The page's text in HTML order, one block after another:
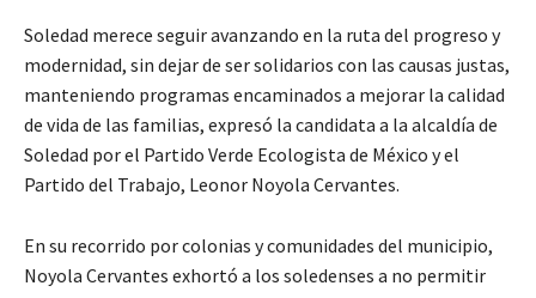
Soledad merece seguir avanzando en la ruta del progreso y
modernidad, sin dejar de ser solidarios con las causas justas,
manteniendo programas encaminados a mejorar la calidad
de vida de las familias, expresó la candidata a la alcaldía de
Soledad por el Partido Verde Ecologista de México y el
Partido del Trabajo, Leonor Noyola Cervantes.
En su recorrido por colonias y comunidades del municipio,
Noyola Cervantes exhortó a los soledenses a no permitir